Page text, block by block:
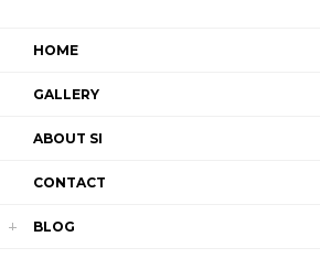
HOME
GALLERY
ABOUT SI
CONTACT
BLOG